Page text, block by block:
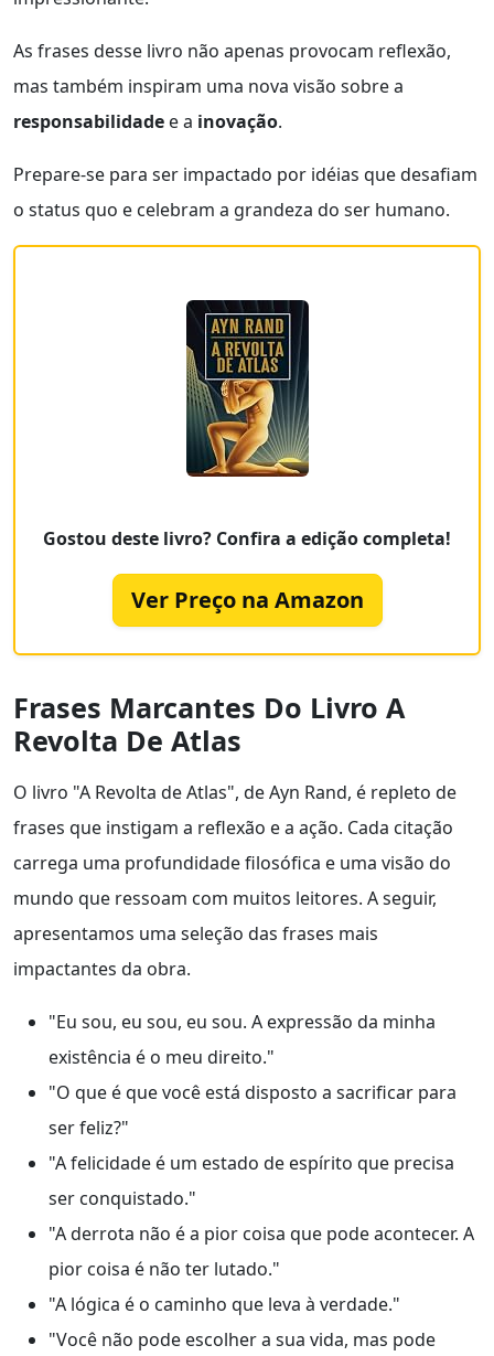
As frases desse livro não apenas provocam reflexão,
mas também inspiram uma nova visão sobre a
responsabilidade e a inovação.
Prepare-se para ser impactado por idéias que desafiam
o status quo e celebram a grandeza do ser humano.
Gostou deste livro? Confira a edição completa!
Ver Preço na Amazon
Frases Marcantes Do Livro A
Revolta De Atlas
O livro "A Revolta de Atlas", de Ayn Rand, é repleto de
frases que instigam a reflexão e a ação. Cada citação
carrega uma profundidade filosófica e uma visão do
mundo que ressoam com muitos leitores. A seguir,
apresentamos uma seleção das frases mais
impactantes da obra.
"Eu sou, eu sou, eu sou. A expressão da minha
existência é o meu direito."
"O que é que você está disposto a sacrificar para
ser feliz?"
"A felicidade é um estado de espírito que precisa
ser conquistado."
"A derrota não é a pior coisa que pode acontecer. A
pior coisa é não ter lutado."
"A lógica é o caminho que leva à verdade."
"Você não pode escolher a sua vida, mas pode